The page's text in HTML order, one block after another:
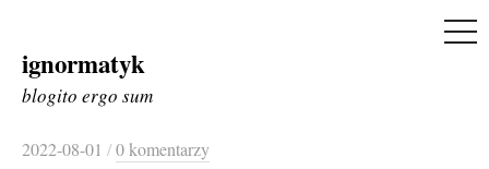
Skip
to
ignormatyk
blogito ergo sum
2022-08-01 /0 komentarzy